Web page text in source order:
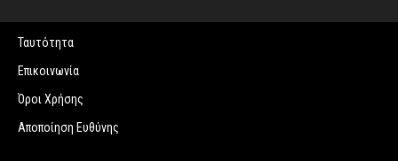
Ταυτότητα
Επικοινωνία
Όροι Χρήσης
Αποποίηση Ευθύνης